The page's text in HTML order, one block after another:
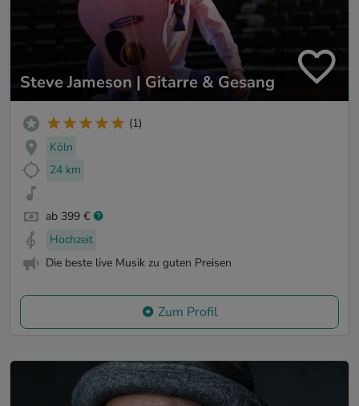
Steve Jameson | Gitarre & Gesang
(1)
Köln
24 km
ab 399 €
Hochzeit
Die beste live Musik zu guten Preisen
Zum Profil